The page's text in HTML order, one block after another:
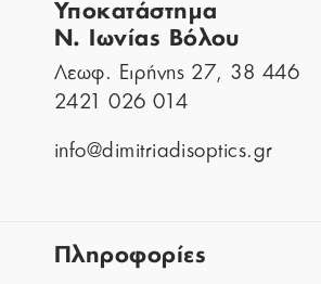
Υποκατάστημα
Ν. Ιωνίας Βόλου
Λεωφ. Ειρήνης 27, 38 446
2421 026 014
info@dimitriadisoptics.gr
Πληροφορίες